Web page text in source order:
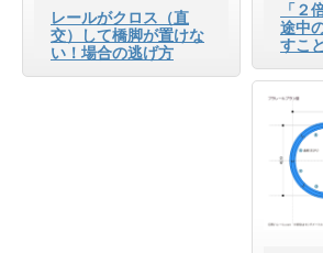
レールがクロス（直
交）して橋脚が置けな
い！場合の逃げ方
「２
途中
すこ